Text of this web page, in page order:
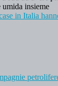
umida insieme
in Italia